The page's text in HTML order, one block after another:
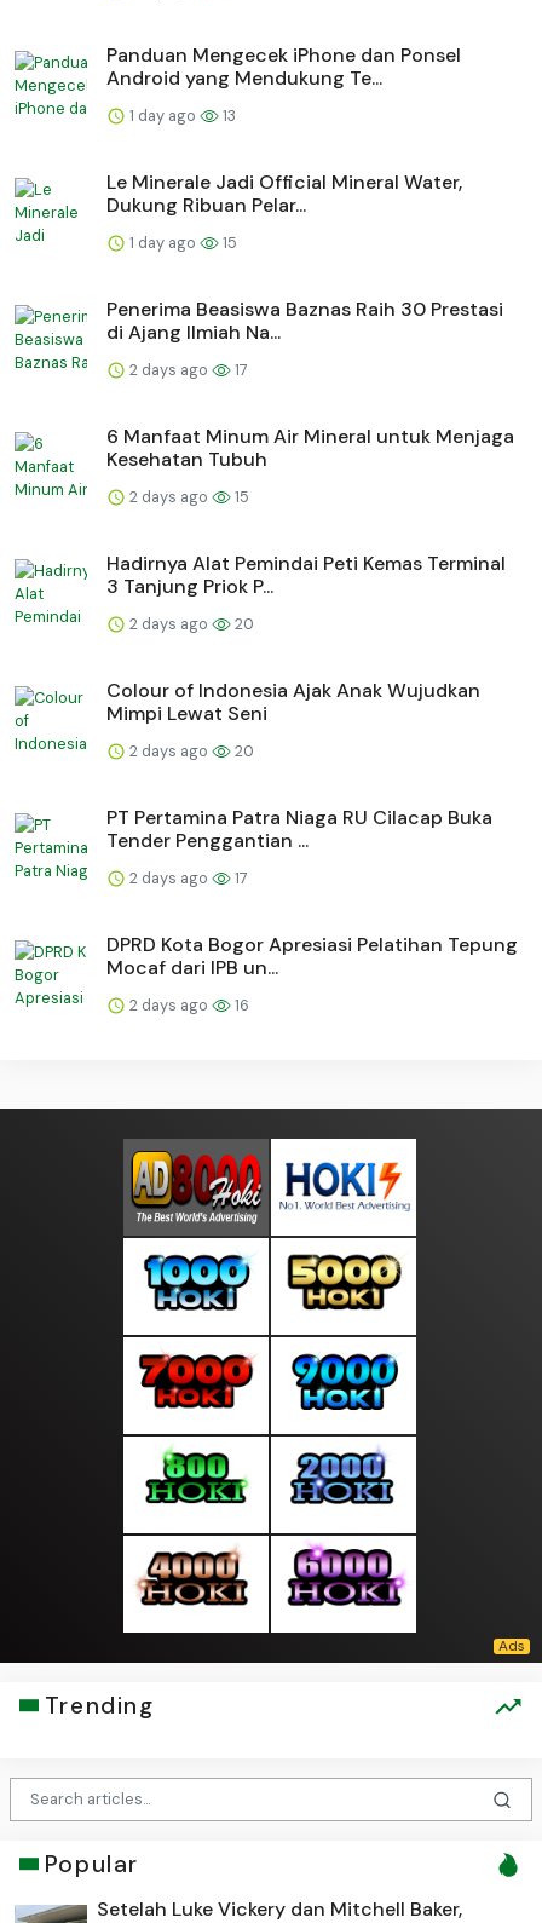
Panduan Mengecek iPhone dan Ponsel
Android yang Mendukung Te...
1 day ago 13
Le Minerale Jadi Official Mineral Water,
Dukung Ribuan Pelar...
1 day ago 15
Penerima Beasiswa Baznas Raih 30 Prestasi
di Ajang Ilmiah Na...
2 days ago 17
6 Manfaat Minum Air Mineral untuk Menjaga
Kesehatan Tubuh
2 days ago 15
Hadirnya Alat Pemindai Peti Kemas Terminal
3 Tanjung Priok P...
2 days ago 20
Colour of Indonesia Ajak Anak Wujudkan
Mimpi Lewat Seni
2 days ago 20
PT Pertamina Patra Niaga RU Cilacap Buka
Tender Penggantian ...
2 days ago 17
DPRD Kota Bogor Apresiasi Pelatihan Tepung
Mocaf dari IPB un...
2 days ago 16
Trending
Popular
Setelah Luke Vickery dan Mitchell Baker,